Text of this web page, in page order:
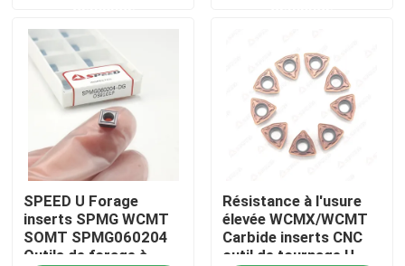
Contrôle de la qualité
Contact
nouvelles
Tous les cas
Insertion de fraisage de carbure
SPEED U Forage
inserts SPMG WCMT
SOMT SPMG060204
Outils de forage à
Résistance à l'usure
élevée WCMX/WCMT
Carbide inserts CNC
outil de tournage U